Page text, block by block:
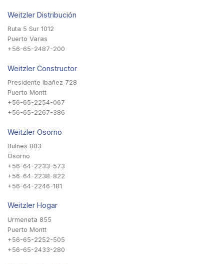
Weitzler Distribución
Ruta 5 Sur 1012
Puerto Varas
+56-65-2487-200
Weitzler Constructor
Presidente Ibañez 728
Puerto Montt
+56-65-2254-067
+56-65-2267-386
Weitzler Osorno
Bulnes 803
Osorno
+56-64-2233-573
+56-64-2238-822
+56-64-2246-181
Weitzler Hogar
Urmeneta 855
Puerto Montt
+56-65-2252-505
+56-65-2433-280